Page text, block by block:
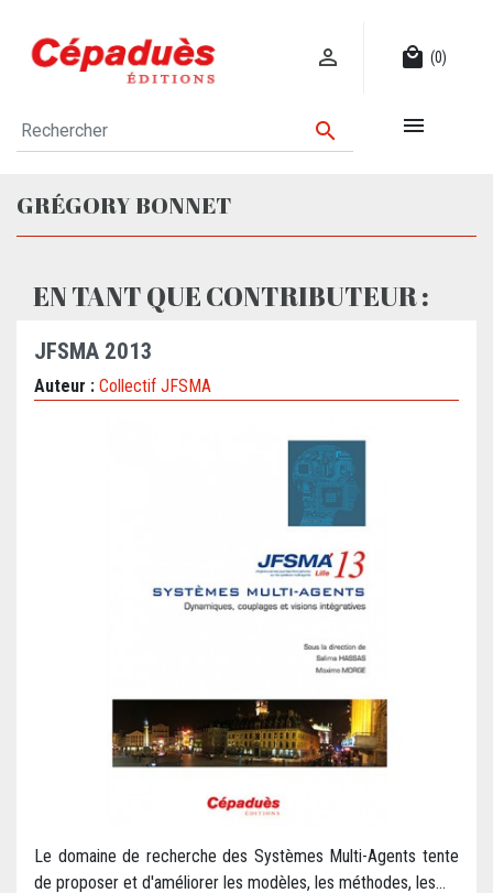
 local_mall (0)
 
GRÉGORY BONNET
EN TANT QUE CONTRIBUTEUR :
JFSMA 2013
Auteur : Collectif JFSMA
Le domaine de recherche des Systèmes Multi-Agents tente
de proposer et d'améliorer les modèles, les méthodes, les...